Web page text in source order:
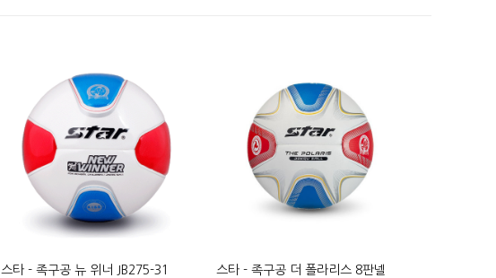
스타 - 족구공 뉴 위너 JB275-31
스타 - 족구공 더 폴라리스 8판넬